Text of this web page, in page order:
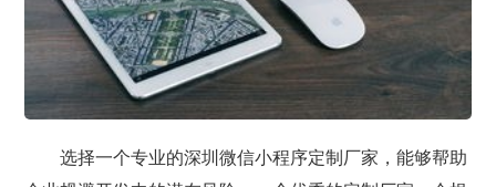
选择一个专业的深圳微信小程序定制厂家，能够帮助